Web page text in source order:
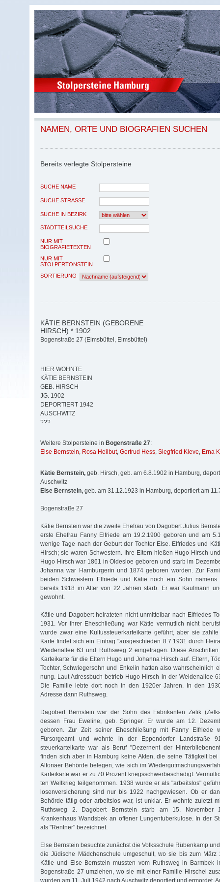
NAMEN, ORTE UND BIOGRAFIEN SUCHEN
Bereits verlegte Stolpersteine
SUCHE NAME
SUCHE STRASSE
SUCHE IN BEZIRK
STADTTEILSUCHE
NUR MIT
BIOGRAFIETEXTEN
NUR MIT
STOLPERTONSTEIN
SORTIERUNG
KÄTIE BERNSTEIN (GEBORENE
HIRSCH) * 1902
Bogenstraße 27 (Eimsbüttel, Eimsbüttel)
HIER WOHNTE
KÄTIE BERNSTEIN
GEB. HIRSCH
JG. 1902
DEPORTIERT 1942
AUSCHWITZ
???
Weitere Stolpersteine in Bogenstraße 27:
Else Bernstein, Rosa Heilbut, Gertrud Hess, Siegfried Kleve, Erna
Kätie Bernstein, geb. Hirsch, geb. am 6.8.1902 in Hamburg,
Auschwitz
Else Bernstein, geb. am 31.12.1923 in Hamburg, deportiert am
Bogenstraße 27
Kätie Bernstein war die zweite Ehefrau von Dagobert Julius
erste Ehefrau Fanny Elfriede am 19.2.1900 geboren und am
wenige Tage nach der Geburt der Tochter Else. Elfriedes und
Hirsch; sie waren Schwestern. Ihre Eltern hießen Hugo Hirsch
Hugo Hirsch war 1861 in Oldesloe geboren und starb im
Jo­hanna war Hamburgerin und 1874 geboren worden. Zur
beiden Schwestern Elfriede und Kätie noch ein Sohn
bereits 1918 im Alter von 22 Jahren starb. Er war Kauf­mann
gewohnt.
Kätie und Dagobert heirateten nicht un­mittelbar nach Elfriedes
1931. Vor ihrer Eheschließung war Kätie vermutlich nicht
wurde zwar eine Kultus­steuer­kartei­karte geführt, aber sie
Karte findet sich ein Eintrag "ausgeschieden 8.7.1931 durch
Weidenallee 63 und Ruthsweg 2 eingetragen. Diese
Kar­tei­karte für die Eltern Hugo und Johanna Hirsch auf. Eltern,
Toch­ter, Schwie­ger­sohn und En­kelin hatten also wahr­scheinlich
nung. Laut Adress­­buch be­­t­rieb Hugo Hirsch in der Wei­den­allee
Die Fa­milie leb­te dort noch in den 1920er Jah­ren. In den
Adresse dann Ruths­weg.
Dagobert Bernstein war der Sohn des Fa­brikanten Zelik
dessen Frau Eweline, geb. Springer. Er wurde am 12.
geboren. Zur Zeit seiner Ehe­schlie­ßung mit Fanny Elfrie­de
Fürsorgeamt und wohnte in der Eppen­­dorfer Landstraße
steuerkarteikarte war als Beruf "Dezernent der
finden sich aber in Hamburg keine Akten, die seine Tätigkeit
Altonaer Behörde belegen, wie sich im
Karteikarte war er zu 70 Prozent kriegsschwerbeschädigt.
ten Weltkrieg teilgenommen. 1938 wurde er als "ar­beitslos"
losen­versicherung sind nur bis 1922 nachgewiesen. Ob er
Behörde tätig oder arbeitslos war, ist unklar. Er wohnte zuletzt
Ruthsweg 2. Dagobert Bernstein starb am 15. No­vember
Krankenhaus Wandsbek an offener Lungentuberkulose. In der
als "Rentner" bezeichnet.
Else Bernstein besuchte zunächst die Volksschule Rübenkamp
die Jüdische Mädchenschule umgeschult, wo sie bis zum
Kätie und Else Bernstein mussten vom Ruthsweg in Barmbek
Bogenstraße 27 umziehen, wo sie mit einer Familie Hirschel
wurden am 11. Juli 1942 nach Auschwitz deportiert und ermordet.